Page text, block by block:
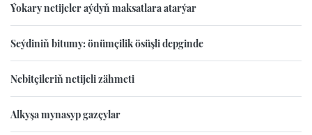
Ýokary netijeler aýdyň maksatlara atarýar
Seýdiniň bitumy: önümçilik ösüşli depginde
Nebitçileriň netijeli zähmeti
Alkyşa mynasyp gazçylar